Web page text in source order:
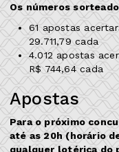
Os números
61 apostas
29.711,79 cada
4.012 apostas
R$ 744,64 cada
Apostas
Para o próximo
até as 20h (horário
qualquer lotérica do